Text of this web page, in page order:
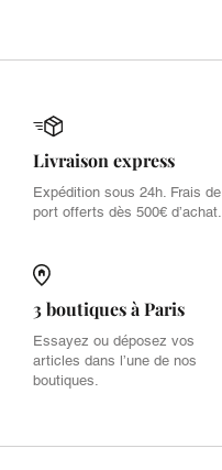
Livraison express
Expédition sous 24h. Frais de
port offerts dès 500€ d’achat.
3 boutiques à Paris
Essayez ou déposez vos
articles dans l’une de nos
boutiques.